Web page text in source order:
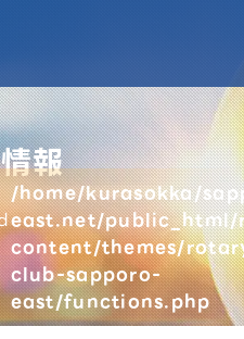
報
/home/kurasokka/
east.net/
content/themes/
club-sapporo-
east/functions.php